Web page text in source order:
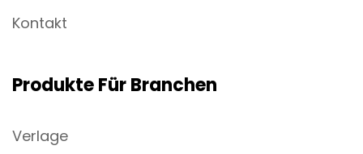
Kontakt
Produkte Für Branchen
Verlage